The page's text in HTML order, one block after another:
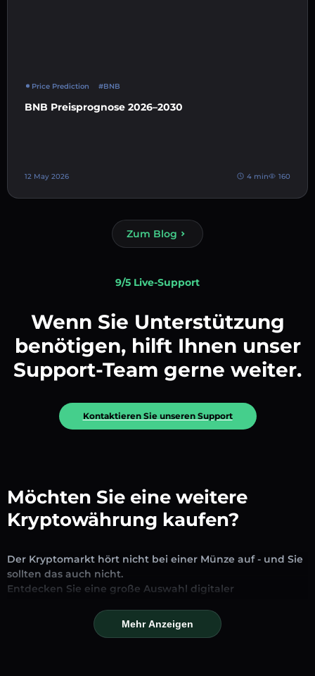
Price Prediction #BNB
BNB Preisprognose 2026–2030
12 May 2026 4 min 160
Zum Blog
9/5 Live-Support
Wenn Sie Unterstützung
benötigen, hilft Ihnen unser
Support-Team gerne weiter.
Kontaktieren Sie unseren Support
Möchten Sie eine weitere
Kryptowährung kaufen?
Der Kryptomarkt hört nicht bei einer Münze auf - und Sie
sollten das auch nicht.
Entdecken Sie eine große Auswahl digitaler
Austausch und Handel verfügbar sind. Ob etablierte
Stablecoins, vielversprechende Altcoins oder trendige
Mehr Anzeigen